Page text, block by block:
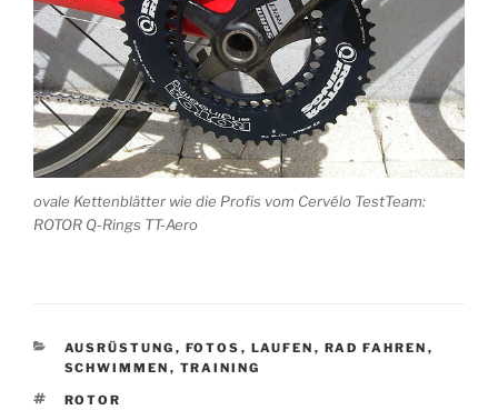
ovale Kettenblätter wie die Profis vom Cervélo TestTeam:
ROTOR Q-Rings TT-Aero
KATEGORIEN
AUSRÜSTUNG , FOTOS , LAUFEN , RAD FAHREN ,
SCHWIMMEN , TRAINING
SCHLAGWÖRTER
ROTOR